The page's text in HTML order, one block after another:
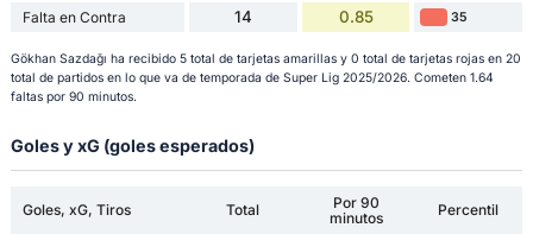
Falta en Contra 14 0.85 35
Gökhan Sazdağı ha recibido 5 total de tarjetas amarillas y 0 total de tarjetas rojas en 20
total de partidos en lo que va de temporada de Super Lig 2025/2026. Cometen 1.64
faltas por 90 minutos.
Goles y xG (goles esperados)
Goles, xG, Tiros Total
Por 90
minutos
Percentil